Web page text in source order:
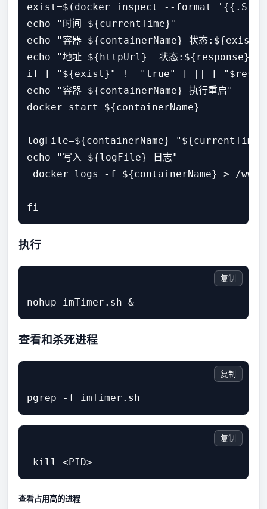
exist=$(docker inspect --format
echo "时间 ${currentTime}"
echo "容器 ${containerName} 状态:${exist}"
echo "地址 ${httpUrl}  状态:${response}"
if [ "${exist}" != "true" ] || [
echo "容器 ${containerName} 执行重启"
docker start ${containerName}
logFile=${containerName}-
echo "写入 ${logFile} 日志"
docker logs -f ${containerName} > /
执行
复制
查看和杀死进程
复制
复制
查看占用高的进程